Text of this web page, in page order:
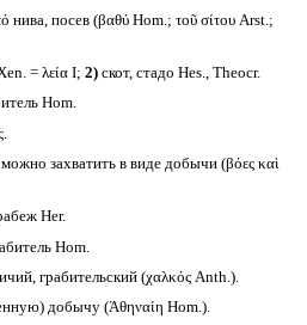
нива, посев (βαθύ Hom.; τοῦ σίτου Arst.;
= λεία I; 2)скот, стадо Hes., Theocr.
Hom.
захватить в виде добычи (βόες καὶ
Her.
Hom.
грабительский (χαλκός Anth.).
добычу (Ἀθηναίη Hom.).